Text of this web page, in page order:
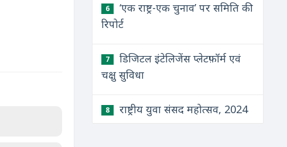
6
‘एक राष्ट्र-एक चुनाव’ पर समिति की
रिपोर्ट
7
डिजिटल इंटेलिजेंस प्लेटफ़ॉर्म एवं
चक्षु सुविधा
8 राष्ट्रीय युवा संसद महोत्सव, 2024